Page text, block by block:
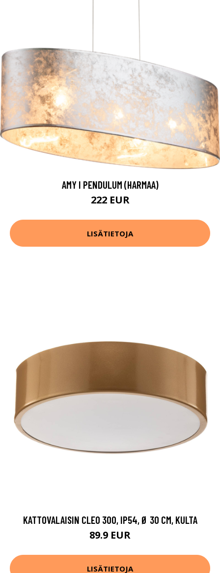
AMY I PENDULUM (HARMAA)
222 EUR
LISÄTIETOJA
KATTOVALAISIN CLEO 300, IP54, Ø 30 CM, KULTA
89.9 EUR
LISÄTIETOJA